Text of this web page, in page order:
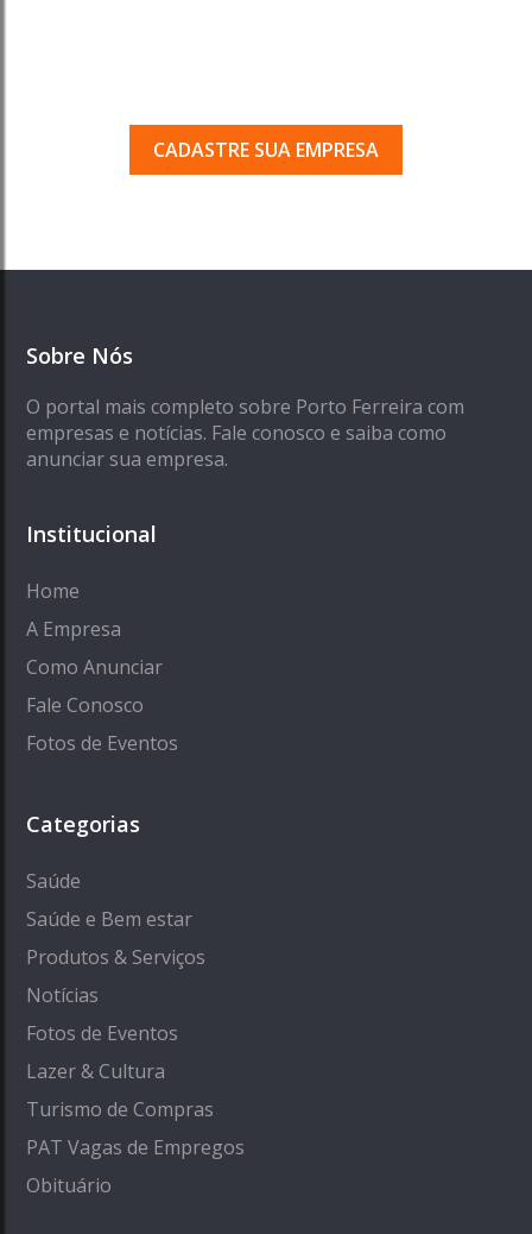
CADASTRE SUA EMPRESA
Sobre Nós
O portal mais completo sobre Porto Ferreira com
empresas e notícias. Fale conosco e saiba como
anunciar sua empresa.
Institucional
Home
A Empresa
Como Anunciar
Fale Conosco
Fotos de Eventos
Categorias
Saúde
Saúde e Bem estar
Produtos & Serviços
Notícias
Fotos de Eventos
Lazer & Cultura
Turismo de Compras
PAT Vagas de Empregos
Obituário